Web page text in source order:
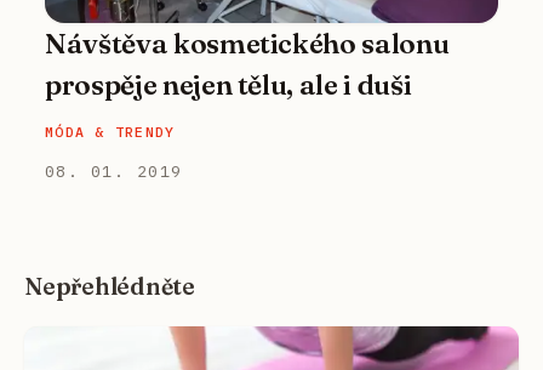
Návštěva kosmetického salonu
prospěje nejen tělu, ale i duši
MÓDA & TRENDY
08. 01. 2019
Nepřehlédněte